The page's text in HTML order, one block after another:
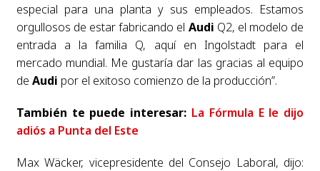
especial para una planta y sus empleados. Estamos
orgullosos de estar fabricando el Audi Q2, el modelo de
entrada a la familia Q, aquí en Ingolstadt para el
mercado mundial. Me gustaría dar las gracias al equipo
de Audi por el exitoso comienzo de la producción”.
También te puede interesar: La Fórmula E le dijo
adiós a Punta del Este
Max Wäcker, vicepresidente del Consejo Laboral, dijo: